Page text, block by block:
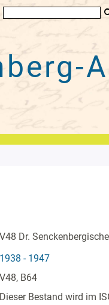
V48 Dr.
1938 - 1947
V48, B64
Dieser Bestand wird im